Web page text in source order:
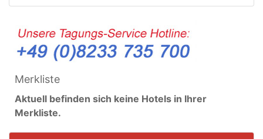
Merkliste
Aktuell befinden sich keine Hotels in Ihrer
Merkliste.